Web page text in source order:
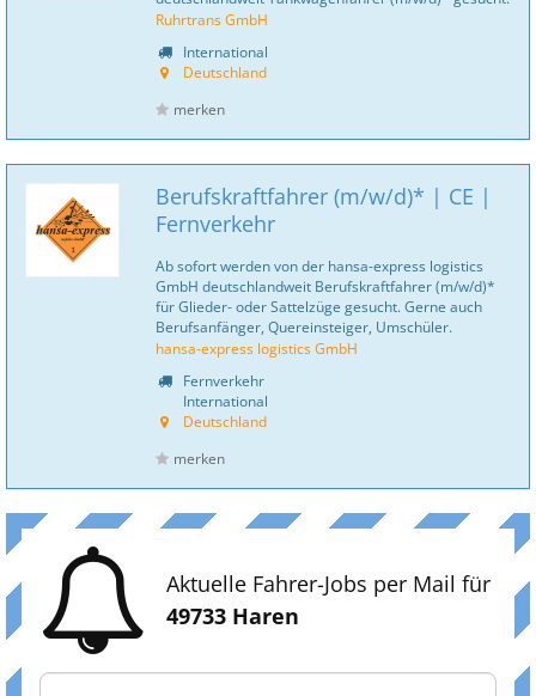
Ruhrtrans GmbH
International
Deutschland
merken
Berufskraftfahrer (m/w/d)* | CE |
Fernverkehr
Ab sofort werden von der hansa-express logistics
GmbH deutschlandweit Berufskraftfahrer (m/w/d)*
für Glieder- oder Sattelzüge gesucht. Gerne auch
Berufsanfänger, Quereinsteiger, Umschüler.
hansa-express logistics GmbH
Fernverkehr
International
Deutschland
merken
Aktuelle Fahrer-Jobs per Mail für
49733 Haren